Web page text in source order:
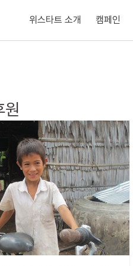
위스타트 소개 캠페인
원